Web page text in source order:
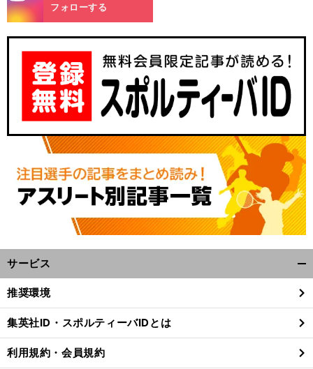
前
m
フォローする
サービス
閉
る
推奨環境
集英社ID・スポルティーバIDとは
利用規約・会員規約